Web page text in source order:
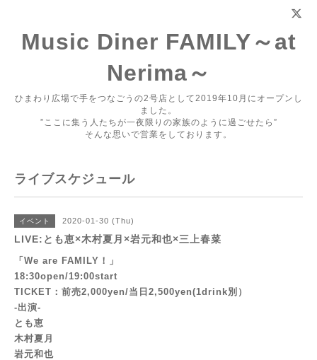
Music Diner FAMILY～at
Nerima～
ひまわり広場で手をつなごうの2号店として2019年10月にオープンし
ました。
”ここに集う人たちが一夜限りの家族のように過ごせたら”
そんな思いで営業をしております。
ライブスケジュール
イベント 2020-01-30 (Thu)
LIVE:とも恵×木村夏月×岩元和也×三上春菜
「We are FAMILY！」
18:30open/19:00start
TICKET：前売2,000yen/当日2,500yen(1drink別）
-出演‐
とも恵
木村夏月
岩元和也